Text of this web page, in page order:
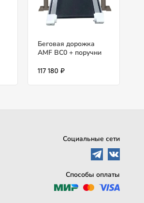
Беговая дорожка
AMF BC0 + поручни
117 180 ₽
Социальные сети
Способы оплаты